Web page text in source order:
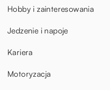
Hobby i zainteresowania
Jedzenie i napoje
Kariera
Motoryzacja